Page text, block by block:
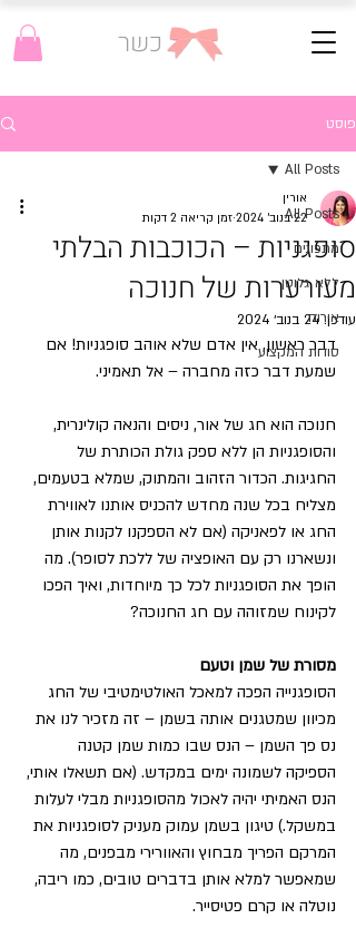
כשר
פוסט
All Posts
מתכונים
ללא גלוטן
אירוח
סודות המקצוע
All Posts
סופגניות – הכוכבות הבלתי
מעורערות של חנוכה
אורין
22 בנוב׳ 2024
זמן קריאה 2 דקות
עודכן:24 בנוב׳ 2024
דבר ראשון, אין אדם שלא אוהב סופגניות! אם
שמעת דבר כזה מחברה – אל תאמיני.
חנוכה הוא חג של אור, ניסים והנאה קולינרית,
והסופגניות הן ללא ספק גולת הכותרת של
החגיגות. הכדור הזהוב והמתוק, שמלא בטעמים,
מצליח בכל שנה מחדש להכניס אותנו לאווירת
החג או לפאניקה (אם לא הספקנו לקנות אותן
ונשארנו רק עם האופציה של ללכת לסופר). מה
הופך את הסופגניות לכל כך מיוחדות, ואיך הפכו
לקינוח שמזוהה עם חג החנוכה?
מסורת של שמן וטעם
הסופגנייה הפכה למאכל האולטימטיבי של החג
מכיוון שמטגנים אותה בשמן – זה מזכיר לנו את
נס פך השמן – הנס שבו כמות שמן קטנה
הספיקה לשמונה ימים במקדש. (אם תשאלו אותי,
הנס האמיתי יהיה לאכול מהסופגניות מבלי לעלות
במשקל.) טיגון בשמן עמוק מעניק לסופגניות את
המרקם הפריך מבחוץ והאוורירי מבפנים, מה
שמאפשר למלא אותן בדברים טובים, כמו ריבה,
נוטלה או קרם פטיסייר.